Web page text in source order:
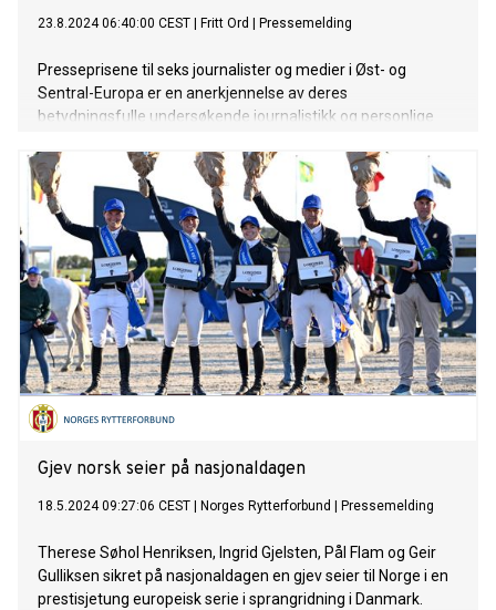
23.8.2024 06:40:00 CEST Fritt Ord Pressemelding
Presseprisene til seks journalister og medier i Øst- og
Sentral-Europa er en anerkjennelse av deres
betydningsfulle undersøkende journalistikk og personlige
prisvinnere er fengslet på grunn av sitt journalistiske virke.
Gjev norsk seier på nasjonaldagen
18.5.2024 09:27:06 CEST Norges Rytterforbund Pressemelding
Therese Søhol Henriksen, Ingrid Gjelsten, Pål Flam og Geir
Gulliksen sikret på nasjonaldagen en gjev seier til Norge i en
prestisjetung europeisk serie i sprangridning i Danmark.